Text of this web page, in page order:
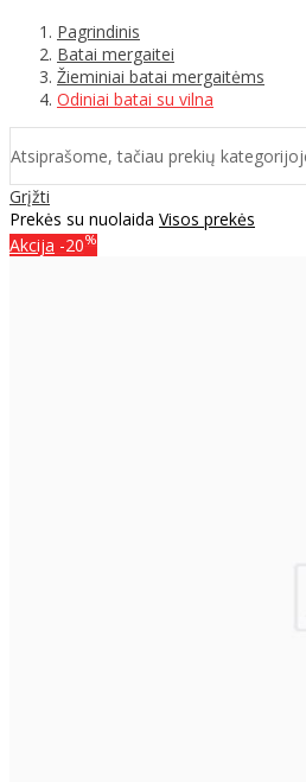
Pagrindinis
Batai mergaitei
Žieminiai batai mergaitėms
Odiniai batai su vilna
Atsiprašome, tačiau prekių
Grįžti
Prekės su nuolaida Visos prekės
Akcija -20%